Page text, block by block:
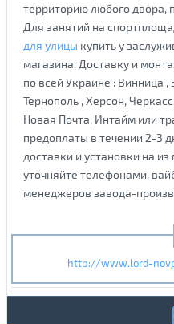
территорию любого двора,
Для занятий на
для улицы купить у
магазина. Доставку и
по всей Украине : Винница
Тернополь , Херсон,
Новая Почта, Интайм или
предоплаты в течении 2-3
доставки и установки на
уточняйте телефонами,
менеджеров завода-
http://www.lord-